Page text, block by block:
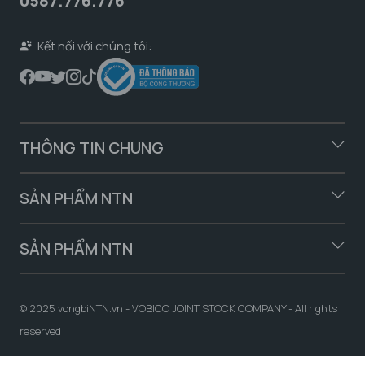
Kết nối với chúng tôi:
THÔNG TIN CHUNG
SẢN PHẨM NTN
SẢN PHẨM NTN
© 2025 vongbiNTN.vn - VOBICO JOINT STOCK COMPANY - All rights
reserved